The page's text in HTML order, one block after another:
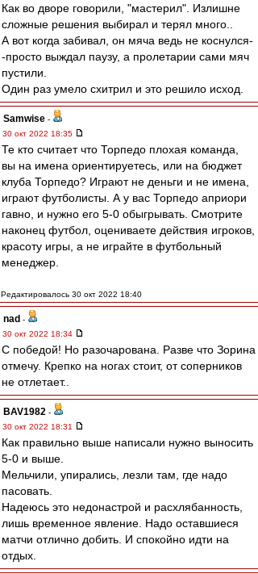
Как во дворе говорили, "мастерил". Излишне
сложные решения выбирал и терял много..
А вот когда забивал, он мяча ведь не коснулся-
-просто выждал паузу, а пролетарии сами мяч
пустили.
Один раз умело схитрил и это решило исход.
Samwise -
30 окт 2022 18:35
Те кто считает что Торпедо плохая команда,
вы на имена ориентируетесь, или на бюджет
клуба Торпедо? Играют не деньги и не имена,
играют футболисты. А у вас Торпедо априори
гавно, и нужно его 5-0 обыгрывать. Смотрите
наконец футбол, оцениваете действия игроков,
красоту игры, а не играйте в футбольный
менеджер.
Редактировалось 30 окт 2022 18:40
nad -
30 окт 2022 18:34
С победой! Но разочарована. Разве что Зорина
отмечу. Крепко на ногах стоит, от соперников
не отлетает..
BAV1982 -
30 окт 2022 18:31
Как правильно выше написали нужно выносить
5-0 и выше.
Мельчили, упирались, лезли там, где надо
пасовать.
Надеюсь это недонастрой и расхлябанность,
лишь временное явление. Надо оставшиеся
матчи отлично добить. И спокойно идти на
отдых.